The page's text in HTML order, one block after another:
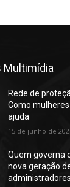
Multimídia
Rede de
Como
ajuda
15 de junho de
Quem governa
nova geração